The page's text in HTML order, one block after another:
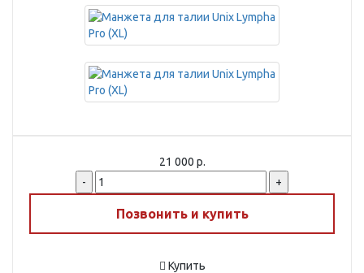
21 000 р.
-
+
Позвонить и купить
Купить